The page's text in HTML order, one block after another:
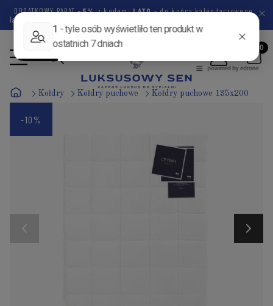
DODATKOWY RABAT-5%z kodem:LATO- do końca kalendarzowego
lata pozostało
Kołdry Kołdry puchowe Kołdry puchowe 135x200
-10%